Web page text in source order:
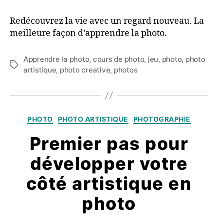
Redécouvrez la vie avec un regard nouveau. La
meilleure façon d’apprendre la photo.
Étiquettes
Apprendre la photo, cours de photo, jeu, photo, photo
artistique, photo creative, photos
Catégories
PHOTO PHOTO ARTISTIQUE PHOTOGRAPHIE
Premier pas pour
développer votre
côté artistique en
photo​